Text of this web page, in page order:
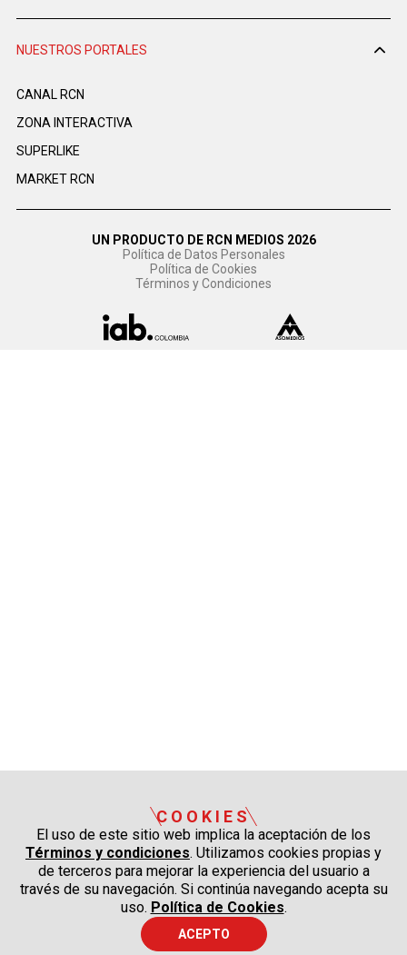
NUESTROS PORTALES
CANAL RCN
ZONA INTERACTIVA
SUPERLIKE
MARKET RCN
UN PRODUCTO DE RCN MEDIOS 2026
Política de Datos Personales
Política de Cookies
Términos y Condiciones
COOKIES
El uso de este sitio web implica la aceptación de los
Términos y condiciones. Utilizamos cookies propias y
de terceros para mejorar la experiencia del usuario a
través de su navegación. Si continúa navegando acepta su
uso. Política de Cookies.
ACEPTO